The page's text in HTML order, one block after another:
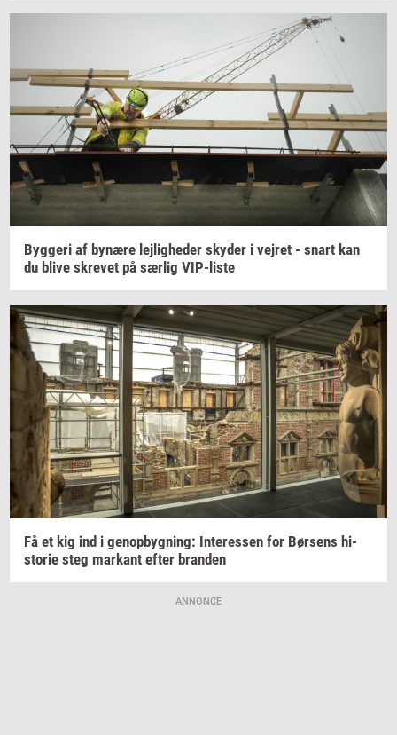
Byg­ge­ri af by­næ­re lej­lig­he­der sky­der i vej­ret - snart kan
du blive skre­vet på sær­lig VIP-​liste
Få et kig ind i genop­byg­ning: In­ter­es­sen for Bør­sens hi­
sto­rie steg mar­kant efter bran­den
ANNONCE